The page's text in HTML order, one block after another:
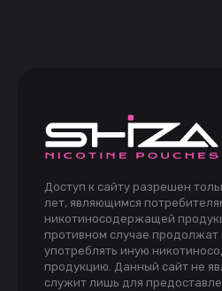
Доступ к сайту разрешен
лет, являющимся
никотиносодержащей
противном случае продолжат
употреблять иную
продукцию. Данный сайт не
служит лишь для